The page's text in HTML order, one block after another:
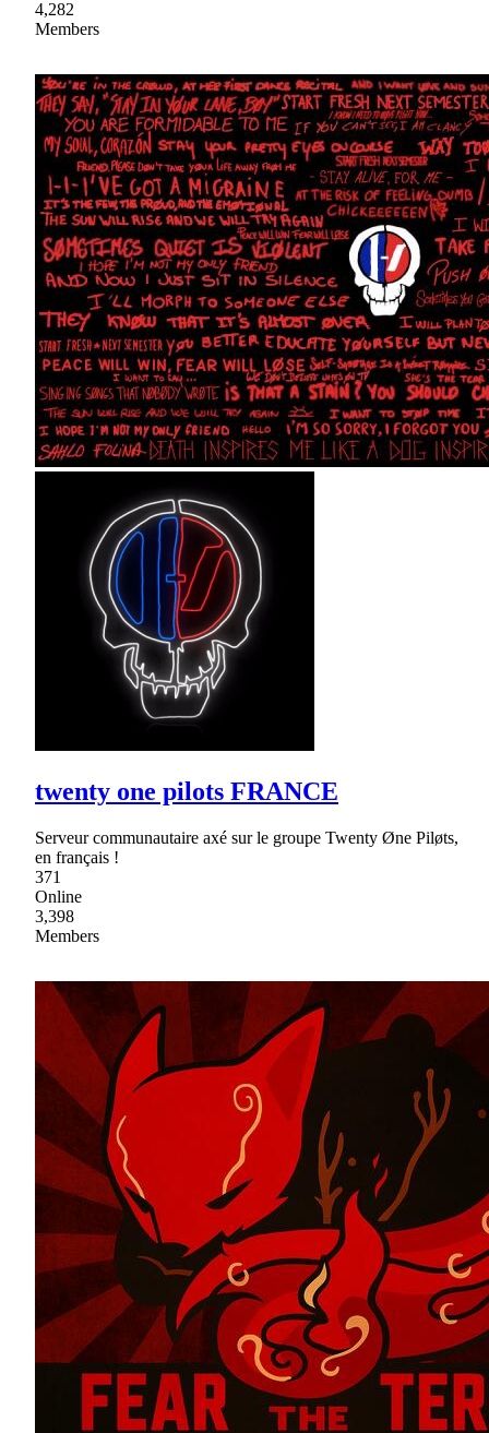
4,282
Members
twenty one pilots FRANCE
Serveur communautaire axé sur le groupe Twenty Øne Piløts,
en français !
371
Online
3,398
Members